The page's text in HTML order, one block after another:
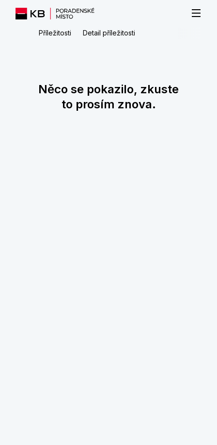
Příležitosti Detail příležitosti
Něco se pokazilo, zkuste
to prosím znova.